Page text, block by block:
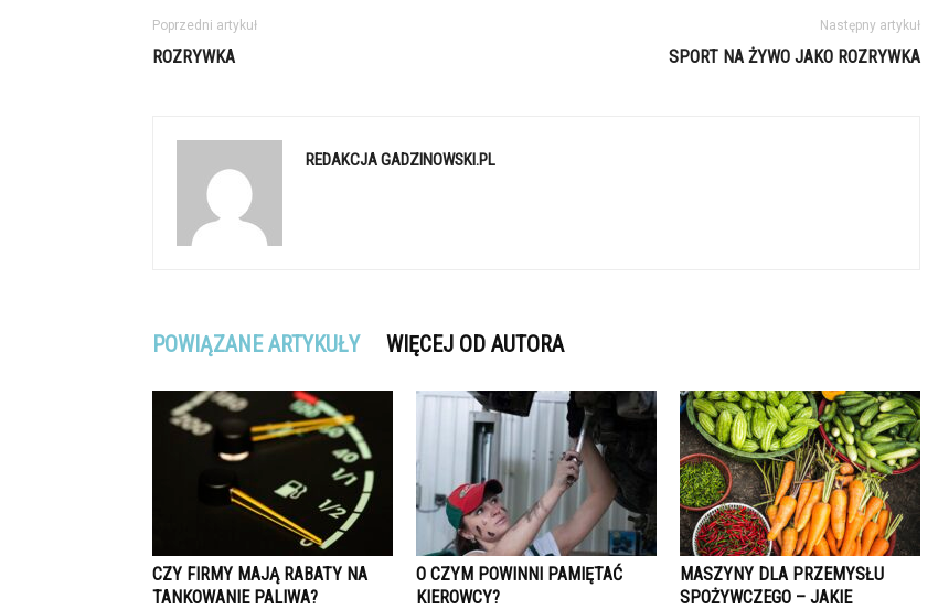
Poprzedni artykuł
ROZRYWKA
Następny artykuł
SPORT NA ŻYWO JAKO ROZRYWKA
REDAKCJA GADZINOWSKI.PL
POWIĄZANE ARTYKUŁY WIĘCEJ OD AUTORA
CZY FIRMY MAJĄ RABATY NA
TANKOWANIE PALIWA?
O CZYM POWINNI PAMIĘTAĆ
KIEROWCY?
MASZYNY DLA PRZEMYSŁU
SPOŻYWCZEGO – JAKIE